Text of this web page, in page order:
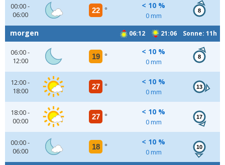
00:00 -
06:00
22 °
< 10 %
0 mm
8
06:12 21:06 Sonne: 11h
morgen
06:00 -
12:00
19 °
< 10 %
0 mm
8
12:00 -
18:00
27 °
< 10 %
0 mm
13
18:00 -
00:00
27 °
< 10 %
0 mm
17
00:00 -
06:00
18 °
< 10 %
0 mm
10